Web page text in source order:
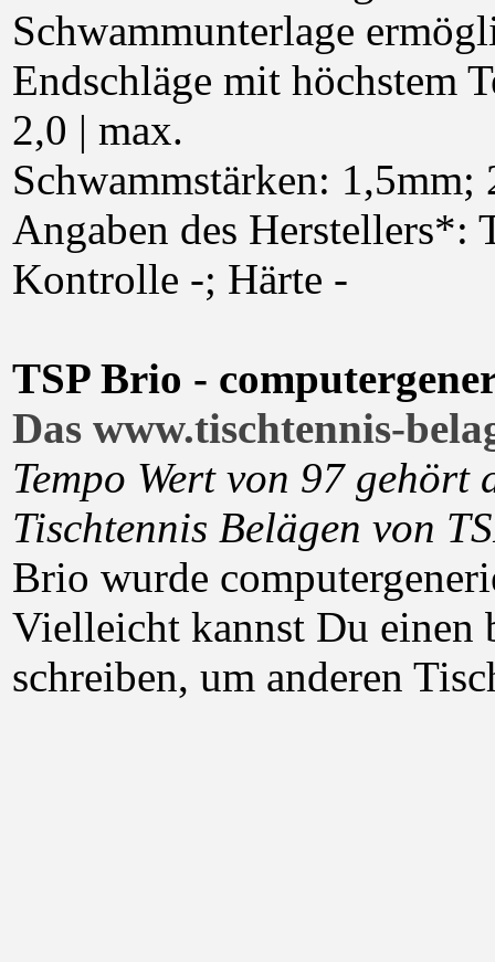
Schwammunterlage
Endschläge mit höchstem
2,0 | max.
Schwammstärken: 1,5mm;
Angaben des Herstellers*:
Kontrolle -; Härte -
TSP Brio -
Das www.tischtennis-
Tempo Wert von 97
Tischtennis Belägen von
Brio wurde
Vielleicht kannst Du einen
schreiben, um anderen